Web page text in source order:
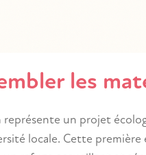
les
représente un projet
locale. Cette